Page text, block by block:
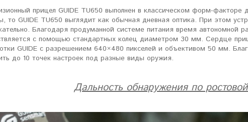
прицел GUIDE TU650 выполнен в классическом форм-факторе
то GUIDE TU650 выглядит как обычная дневная оптика. При этом
Благодаря продуманной системе питания время автономной
с помощью стандартных колец диаметром 30 мм. Сердце
GUIDE с разрешением 640×480 пикселей и объективом 50 мм.
до 10 точек настроек под разные виды оружия.
Дальность обнаружения по